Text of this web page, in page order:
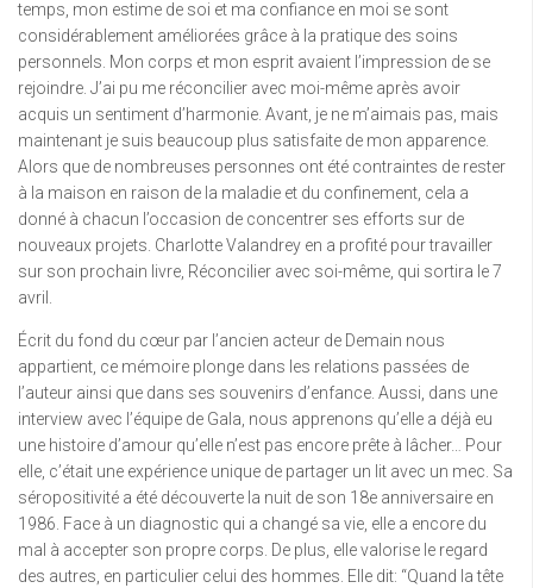
temps, mon estime de soi et ma confiance en moi se sont
considérablement améliorées grâce à la pratique des soins
personnels. Mon corps et mon esprit avaient l’impression de se
rejoindre. J’ai pu me réconcilier avec moi-même après avoir
acquis un sentiment d’harmonie. Avant, je ne m’aimais pas, mais
maintenant je suis beaucoup plus satisfaite de mon apparence.
Alors que de nombreuses personnes ont été contraintes de rester
à la maison en raison de la maladie et du confinement, cela a
donné à chacun l’occasion de concentrer ses efforts sur de
nouveaux projets. Charlotte Valandrey en a profité pour travailler
sur son prochain livre, Réconcilier avec soi-même, qui sortira le 7
avril.
Écrit du fond du cœur par l’ancien acteur de Demain nous
appartient, ce mémoire plonge dans les relations passées de
l’auteur ainsi que dans ses souvenirs d’enfance. Aussi, dans une
interview avec l’équipe de Gala, nous apprenons qu’elle a déjà eu
une histoire d’amour qu’elle n’est pas encore prête à lâcher… Pour
elle, c’était une expérience unique de partager un lit avec un mec. Sa
séropositivité a été découverte la nuit de son 18e anniversaire en
1986. Face à un diagnostic qui a changé sa vie, elle a encore du
mal à accepter son propre corps. De plus, elle valorise le regard
des autres, en particulier celui des hommes. Elle dit: “Quand la tête